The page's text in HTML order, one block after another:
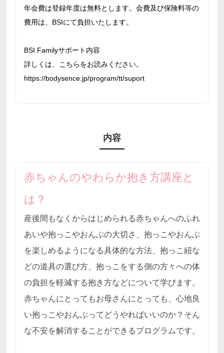
年会費は登録年度は無料とします。会費及び保険料等の
費用は、BSIにて負担いたします。
BSI Familyサポート内容
詳しくは、こちらをお読みください。
https://bodysence.jp/program/tt/suport
内容
赤ちゃんのやわらか抱き方講座と
は？
産後間もなくからはじめられる赤ちゃんへのふれ
あいや抱っこやおんぶの大切さ、抱っこやおんぶ
を楽しめるようになる具体的な方法、抱っこ紐な
どの道具の選び方、抱っこをする側の方々への体
の負担を軽減する抱き方などについて学びます。
赤ちゃんにとってもお母さんにとっても、心地良
い抱っこやおんぶってどうやればいいのか？そん
な不安を解消することができるプログラムです。